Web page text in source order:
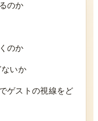
のか
のか
いか
ゲストの視線をど